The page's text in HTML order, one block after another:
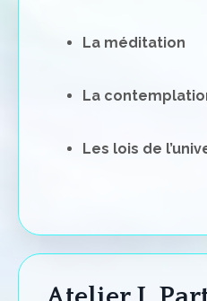
La méditation
La
Les lois de